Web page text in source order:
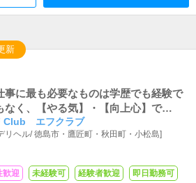
新
事に最も必要なものは学歴でも経験で
なく、【やる気】・【向上心】で
！！充実した人生を勝ち取ってみませ
か？
Club エフクラブ
リヘル/徳島市・鷹匠町・秋田町・小松島]
歓迎 未経験可 経験者歓迎
即日勤務可